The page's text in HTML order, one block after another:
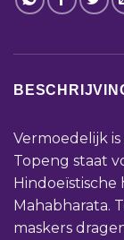
Vermoedelijk
Topeng staat
Hindoeïstische
Mahabharata.
maskers